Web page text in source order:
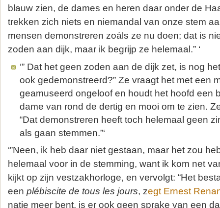
blauw zien, de dames en heren daar onder de
trekken zich niets en niemandal van onze stem
mensen demonstreren zoáls ze nu doen; dat is
zoden aan dijk, maar ik begrijp ze helemaal.” ‘
‘” Dat het geen zoden aan de dijk zet, is nog
ook gedemonstreerd?” Ze vraagt het met een
geamuseerd ongeloof en houdt het hoofd een
dame van rond de dertig en mooi om te zien.
“Dat demonstreren heeft toch helemaal geen
als gaan stemmen.”‘
‘”Neen, ik heb daar niet gestaan, maar het zou
helemaal voor in de stemming, want ik kom net
kijkt op zijn vestzakhorloge, en vervolgt: “Het
een plébiscite de tous les jours, zegt Ernest
natie meer bent, is er ook geen sprake van een